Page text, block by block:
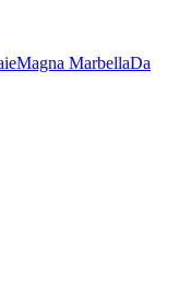
Magna MarbellaDa